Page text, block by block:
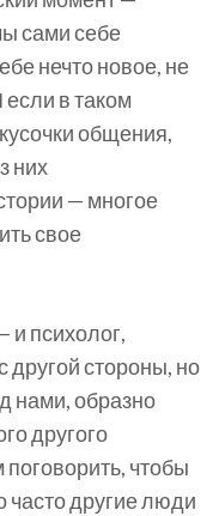
сами себе
нечто новое, не
в таком
общения,
них
— многое
свое
и психолог,
другой стороны, но
нами, образно
другого
чтобы
часто другие люди